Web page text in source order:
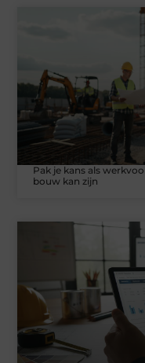
Pak je kans als
bouw kan zijn